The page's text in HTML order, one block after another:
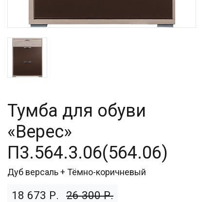
Тумба для обуви
«Верес»
П3.564.3.06(564.06)
Дуб версаль + Тёмно-коричневый
18 673 Р. 26 300 Р.